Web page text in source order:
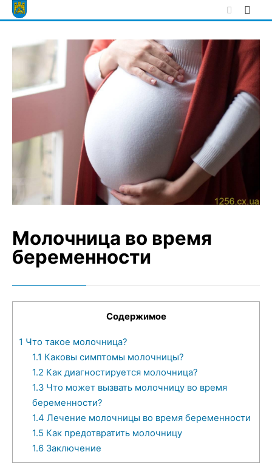
Skip
to
Молочница во время
беременности
Содержимое
1 Что такое молочница?
1.1 Каковы симптомы молочницы?
1.2 Как диагностируется молочница?
1.3 Что может вызвать молочницу во время
беременности?
1.4 Лечение молочницы во время беременности
1.5 Как предотвратить молочницу
1.6 Заключение